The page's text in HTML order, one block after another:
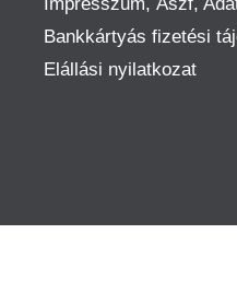
Bankkártyás fizetési
Elállási nyilatkozat